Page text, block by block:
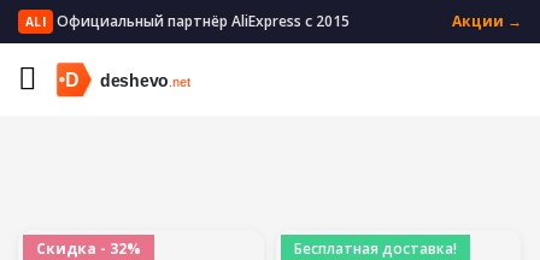
ALI Официальный партнёр AliExpress с 2015 Акции →
Главная Мать и ребенок
Скидка - 32%
Бесплатная доставка!